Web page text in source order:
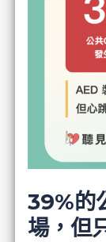
39%的
場，但